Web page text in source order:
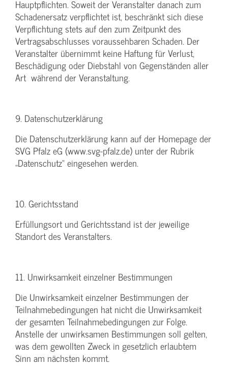
Hauptpflichten. Soweit der Veranstalter danach zum
Schadenersatz verpflichtet ist, beschränkt sich diese
Verpflichtung stets auf den zum Zeitpunkt des
Vertragsabschlusses voraussehbaren Schaden. Der
Veranstalter übernimmt keine Haftung für Verlust,
Beschädigung oder Diebstahl von Gegenständen aller
Art während der Veranstaltung.
9. Datenschutzerklärung
Die Datenschutzerklärung kann auf der Homepage der
SVG Pfalz eG (www.svg-pfalz.de) unter der Rubrik
„Datenschutz“ eingesehen werden.
10. Gerichtsstand
Erfüllungsort und Gerichtsstand ist der jeweilige
Standort des Veranstalters.
11. Unwirksamkeit einzelner Bestimmungen
Die Unwirksamkeit einzelner Bestimmungen der
Teilnahmebedingungen hat nicht die Unwirksamkeit
der gesamten Teilnahmebedingungen zur Folge.
Anstelle der unwirksamen Bestimmungen soll gelten,
was dem gewollten Zweck in gesetzlich erlaubtem
Sinn am nächsten kommt.